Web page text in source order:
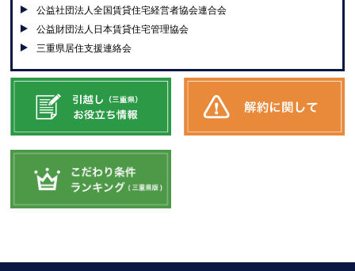
公益社団法人全国賃貸住宅経営者協会連合会
公益財団法人日本賃貸住宅管理協会
三重県居住支援連絡会